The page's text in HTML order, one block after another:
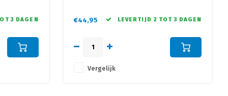
3 DAGEN
kabelgoten
€44,95 LEVERTIJD 2 TOT 3 DAGEN
Vergelijk